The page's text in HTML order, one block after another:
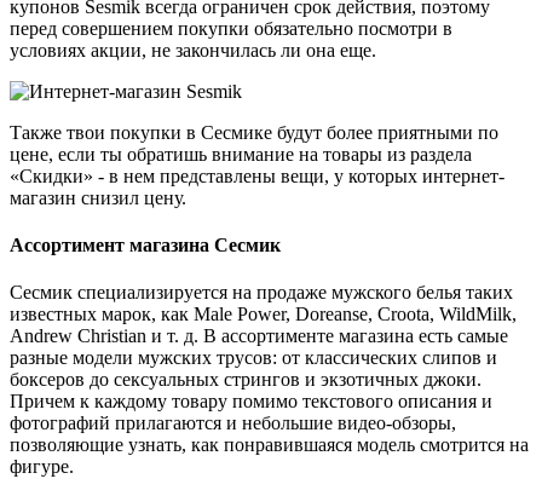
купонов Sesmik всегда ограничен срок действия, поэтому
перед совершением покупки обязательно посмотри в
условиях акции, не закончилась ли она еще.
Также твои покупки в Сесмике будут более приятными по
цене, если ты обратишь внимание на товары из раздела
«Скидки» - в нем представлены вещи, у которых интернет-
магазин снизил цену.
Ассортимент магазина Сесмик
Сесмик специализируется на продаже мужского белья таких
известных марок, как Male Power, Doreanse, Croota, WildMilk,
Andrew Christian и т. д. В ассортименте магазина есть самые
разные модели мужских трусов: от классических слипов и
боксеров до сексуальных стрингов и экзотичных джоки.
Причем к каждому товару помимо текстового описания и
фотографий прилагаются и небольшие видео-обзоры,
позволяющие узнать, как понравившаяся модель смотрится на
фигуре.